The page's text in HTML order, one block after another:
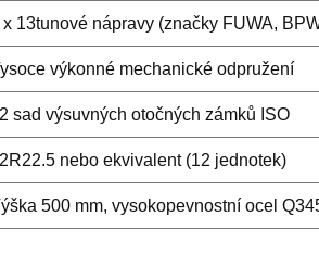
x 13tunové nápravy (značky FUWA,
výkonné mechanické odpružení
sad výsuvných otočných zámků ISO
nebo ekvivalent (12 jednotek)
500 mm, vysokopevnostní ocel